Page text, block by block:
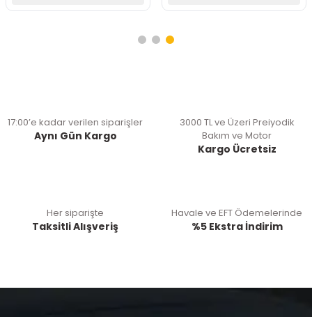
17:00’e kadar verilen siparişler
Aynı Gün Kargo
3000 TL ve Üzeri Preiyodik
Bakım ve Motor
Kargo Ücretsiz
Her siparişte
Taksitli Alışveriş
Havale ve EFT Ödemelerinde
%5 Ekstra İndirim